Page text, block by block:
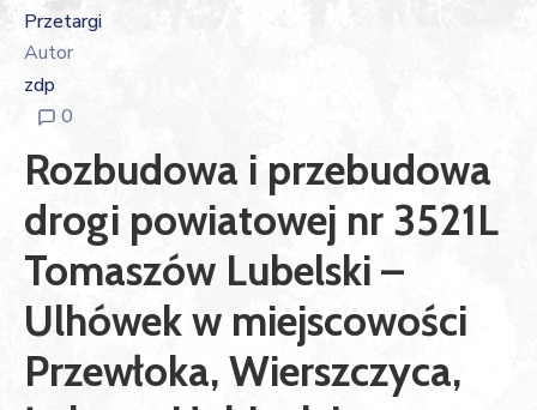
Przetargi
Autor
zdp
0
Rozbudowa i przebudowa
drogi powiatowej nr 3521L
Tomaszów Lubelski –
Ulhówek w miejscowości
Przewłoka, Wierszczyca,